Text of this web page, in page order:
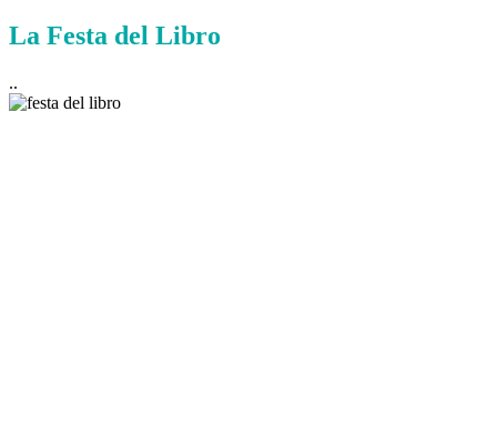
La Festa del Libro
..